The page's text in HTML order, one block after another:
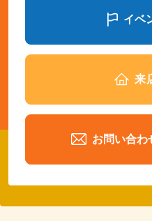
イベ
来
お問い合わ